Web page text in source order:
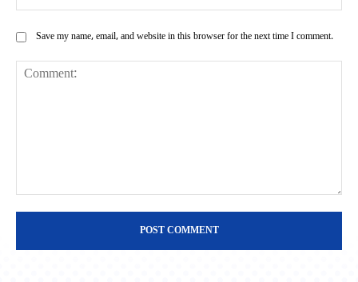
Save my name, email, and website in this browser for the next time I comment.